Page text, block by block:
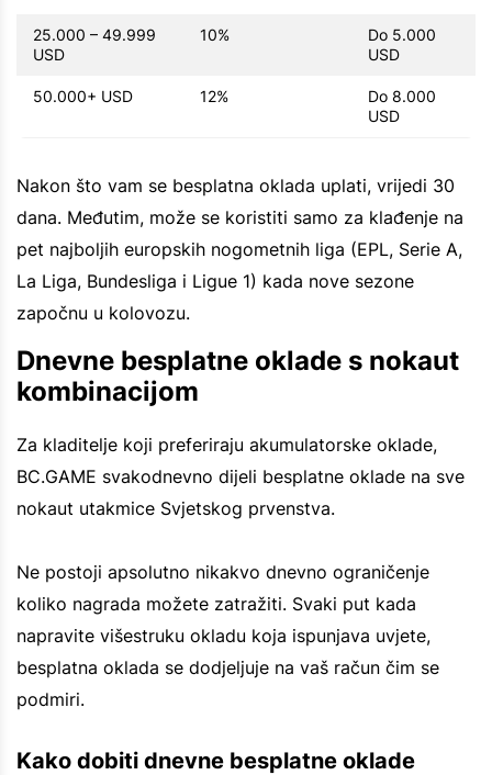
25.000 – 49.999
USD
10%
Do 5.000
USD
50.000+ USD 12%
Do 8.000
USD
Nakon što vam se besplatna oklada uplati, vrijedi 30
dana. Međutim, može se koristiti samo za klađenje na
pet najboljih europskih nogometnih liga (EPL, Serie A,
La Liga, Bundesliga i Ligue 1) kada nove sezone
započnu u kolovozu.
Dnevne besplatne oklade s nokaut
kombinacijom
Za kladitelje koji preferiraju akumulatorske oklade,
BC.GAME svakodnevno dijeli besplatne oklade na sve
nokaut utakmice Svjetskog prvenstva.
Ne postoji apsolutno nikakvo dnevno ograničenje
koliko nagrada možete zatražiti. Svaki put kada
napravite višestruku okladu koja ispunjava uvjete,
besplatna oklada se dodjeljuje na vaš račun čim se
podmiri.
Kako dobiti dnevne besplatne oklade